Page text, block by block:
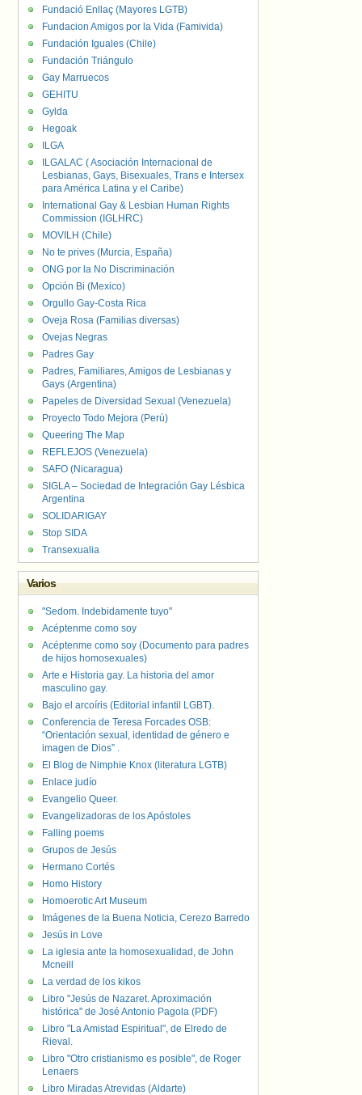
Fundació Enllaç (Mayores LGTB)
Fundacion Amigos por la Vida (Famivida)
Fundación Iguales (Chile)
Fundación Triángulo
Gay Marruecos
GEHITU
Gylda
Hegoak
ILGA
ILGALAC ( Asociación Internacional de
Lesbianas, Gays, Bisexuales, Trans e Intersex
para América Latina y el Caribe)
International Gay & Lesbian Human Rights
Commission (IGLHRC)
MOVILH (Chile)
No te prives (Murcia, España)
ONG por la No Discriminación
Opción Bi (Mexico)
Orgullo Gay-Costa Rica
Oveja Rosa (Familias diversas)
Ovejas Negras
Padres Gay
Padres, Familiares, Amigos de Lesbianas y
Gays (Argentina)
Papeles de Diversidad Sexual (Venezuela)
Proyecto Todo Mejora (Perú)
Queering The Map
REFLEJOS (Venezuela)
SAFO (Nicaragua)
SIGLA – Sociedad de Integración Gay Lésbica
Argentina
SOLIDARIGAY
Stop SIDA
Transexualia
Varios
"Sedom. Indebidamente tuyo"
Acéptenme como soy
Acéptenme como soy (Documento para padres
de hijos homosexuales)
Arte e Historia gay. La historia del amor
masculino gay.
Bajo el arcoíris (Editorial infantil LGBT).
Conferencia de Teresa Forcades OSB:
“Orientación sexual, identidad de género e
imagen de Dios” .
El Blog de Nimphie Knox (literatura LGTB)
Enlace judío
Evangelio Queer.
Evangelizadoras de los Apóstoles
Falling poems
Grupos de Jesús
Hermano Cortés
Homo History
Homoerotic Art Museum
Imágenes de la Buena Noticia, Cerezo Barredo
Jesús in Love
La iglesia ante la homosexualidad, de John
Mcneill
La verdad de los kikos
Libro "Jesús de Nazaret. Aproximación
histórica" de José Antonio Pagola (PDF)
Libro "La Amistad Espiritual", de Elredo de
Rieval.
Libro "Otro cristianismo es posible", de Roger
Lenaers
Libro Miradas Atrevidas (Aldarte)